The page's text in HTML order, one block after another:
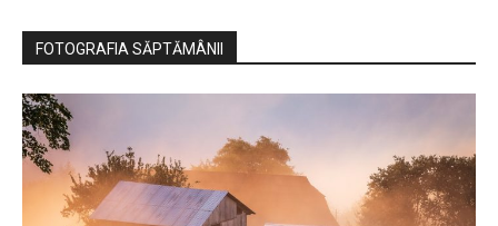
FOTOGRAFIA SĂPTĂMÂNII